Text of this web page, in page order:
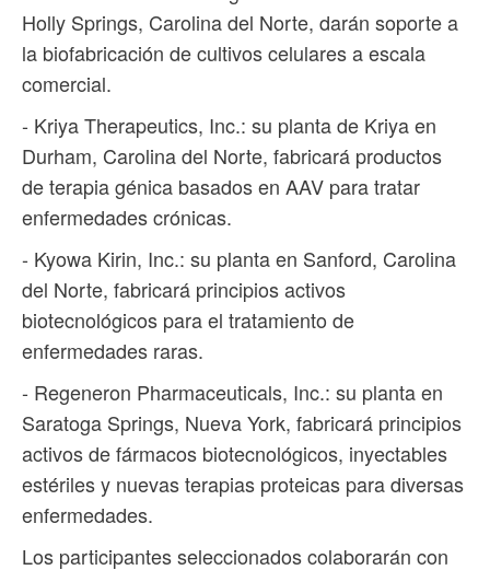
Holly Springs, Carolina del Norte, darán soporte a
la biofabricación de cultivos celulares a escala
comercial.
- Kriya Therapeutics, Inc.: su planta de Kriya en
Durham, Carolina del Norte, fabricará productos
de terapia génica basados ​​en AAV para tratar
enfermedades crónicas.
- Kyowa Kirin, Inc.: su planta en Sanford, Carolina
del Norte, fabricará principios activos
biotecnológicos para el tratamiento de
enfermedades raras.
- Regeneron Pharmaceuticals, Inc.: su planta en
Saratoga Springs, Nueva York, fabricará principios
activos de fármacos biotecnológicos, inyectables
estériles y nuevas terapias proteicas para diversas
enfermedades.
Los participantes seleccionados colaborarán con